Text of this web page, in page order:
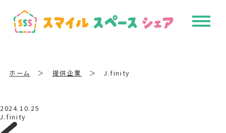
ホーム ＞ 提供企業 ＞ J.finity
2024.10.25
J.finity